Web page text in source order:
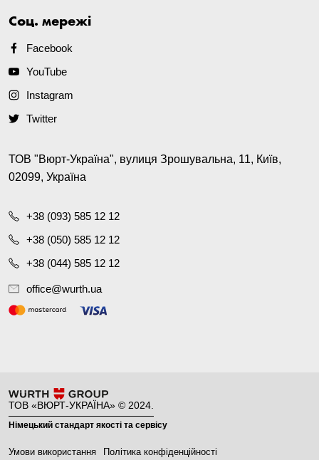
Соц. мережі
Facebook
YouTube
Instagram
Twitter
ТОВ "Вюрт-Україна", вулиця Зрошувальна, 11, Київ,
02099, Україна
+38 (093) 585 12 12
+38 (050) 585 12 12
+38 (044) 585 12 12
office@wurth.ua
ТОВ «ВЮРТ-УКРАЇНА» © 2024.
Німецький стандарт якості та сервісу
Умови використання Політика конфіденційності